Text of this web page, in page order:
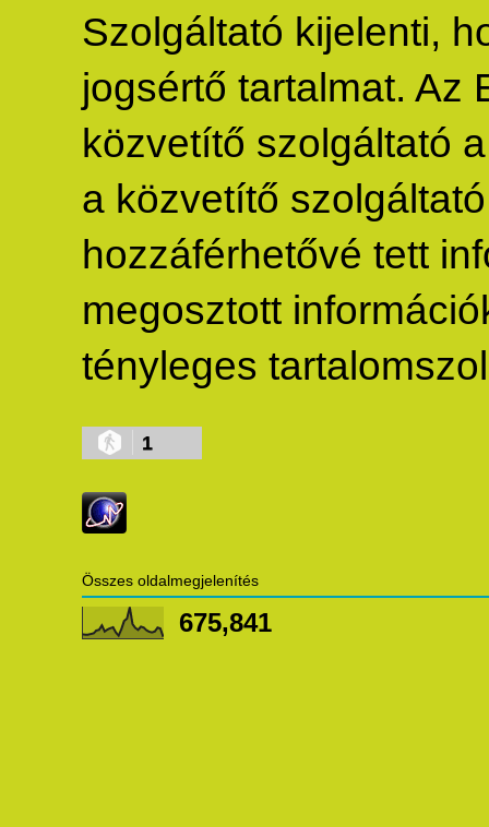
Szolgáltató kijelenti,
jogsértő tartalmat. Az
közvetítő szolgáltató
a közvetítő
hozzáférhetővé tett
megosztott
tényleges
1
Összes oldalmegjelenítés
675,841